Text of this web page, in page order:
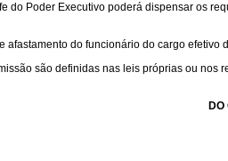
do Poder Executivo poderá dispensar os
afastamento do funcionário do cargo
são definidas nas leis próprias ou nos